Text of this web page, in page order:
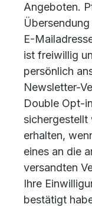
Angeboten.
E-
ist freiwillig
persönlich
Newsletter-
Double Opt-
sichergestellt
erhalten,
eines an die
versandten
Ihre
bestätigt